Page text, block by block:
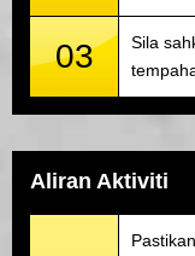
03
Sila
Aliran Aktiviti